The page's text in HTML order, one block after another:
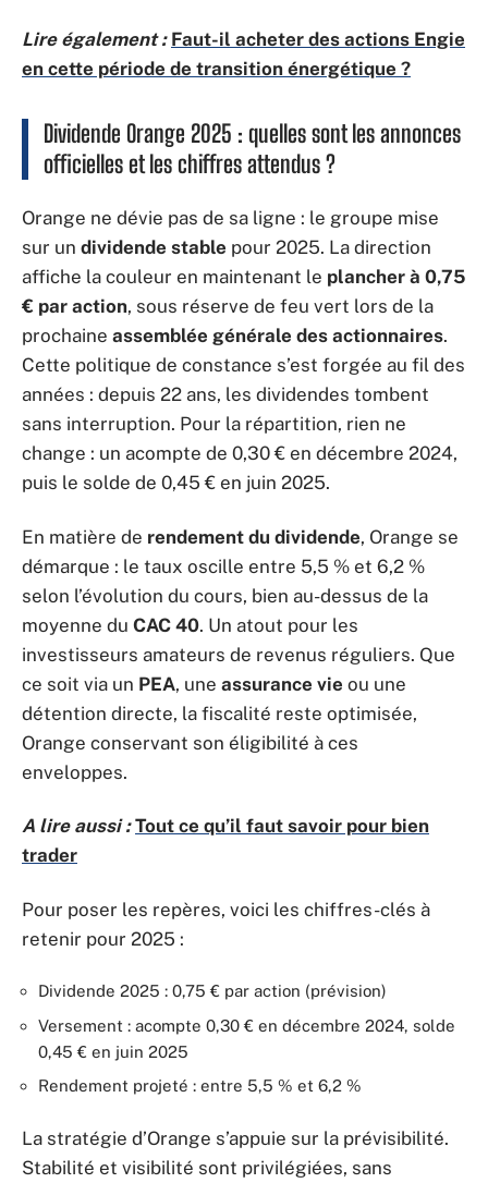
Lire également : Faut-il acheter des actions Engie
en cette période de transition énergétique ?
Dividende Orange 2025 : quelles sont les annonces
officielles et les chiffres attendus ?
Orange ne dévie pas de sa ligne : le groupe mise
sur un dividende stable pour 2025. La direction
affiche la couleur en maintenant le plancher à 0,75
€ par action, sous réserve de feu vert lors de la
prochaine assemblée générale des actionnaires.
Cette politique de constance s’est forgée au fil des
années : depuis 22 ans, les dividendes tombent
sans interruption. Pour la répartition, rien ne
change : un acompte de 0,30 € en décembre 2024,
puis le solde de 0,45 € en juin 2025.
En matière de rendement du dividende, Orange se
démarque : le taux oscille entre 5,5 % et 6,2 %
selon l’évolution du cours, bien au-dessus de la
moyenne du CAC 40. Un atout pour les
investisseurs amateurs de revenus réguliers. Que
ce soit via un PEA, une assurance vie ou une
détention directe, la fiscalité reste optimisée,
Orange conservant son éligibilité à ces
enveloppes.
A lire aussi : Tout ce qu’il faut savoir pour bien
trader
Pour poser les repères, voici les chiffres-clés à
retenir pour 2025 :
Dividende 2025 : 0,75 € par action (prévision)
Versement : acompte 0,30 € en décembre 2024, solde
0,45 € en juin 2025
Rendement projeté : entre 5,5 % et 6,2 %
La stratégie d’Orange s’appuie sur la prévisibilité.
Stabilité et visibilité sont privilégiées, sans